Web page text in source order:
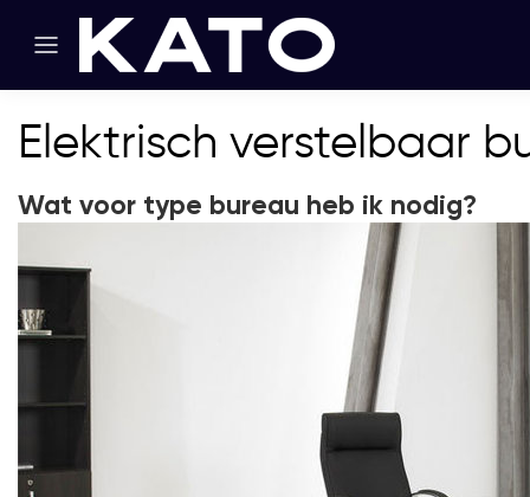
Elektrisch verstelbaar
Wat voor type bureau heb ik nodig?